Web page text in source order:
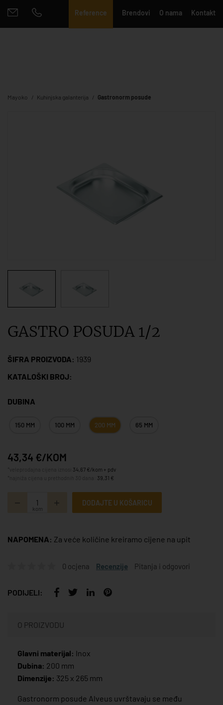
Reference Brendovi O nama Kontakt
Mayoko Kuhinjska galanterija Gastronorm posude
GASTRO POSUDA 1/2
ŠIFRA PROIZVODA: 1939
KATALOŠKI BROJ:
DUBINA
150 MM 100 MM 200 MM 65 MM
43,34 €/KOM
34,67 €/kom + pdv
39,31 €
kom
DODAJTE U KOŠARICU
NAPOMENA: Za veće količine kreiramo cijene na upit
0 ocjena Recenzije Pitanja i odgovori
PODIJELI:
O PROIZVODU
Glavni materijal: Inox
Dubina: 200 mm
Dimenzije: 325 x 265 mm
Gastronorm posude Alveus uvrštavaju se među